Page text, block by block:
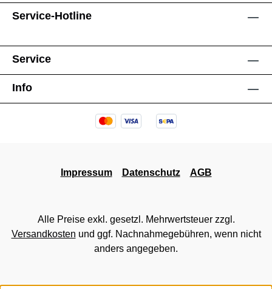
Service-Hotline
Service
Info
Impressum Datenschutz AGB
Alle Preise exkl. gesetzl. Mehrwertsteuer zzgl.
Versandkosten und ggf. Nachnahmegebühren, wenn nicht
anders angegeben.